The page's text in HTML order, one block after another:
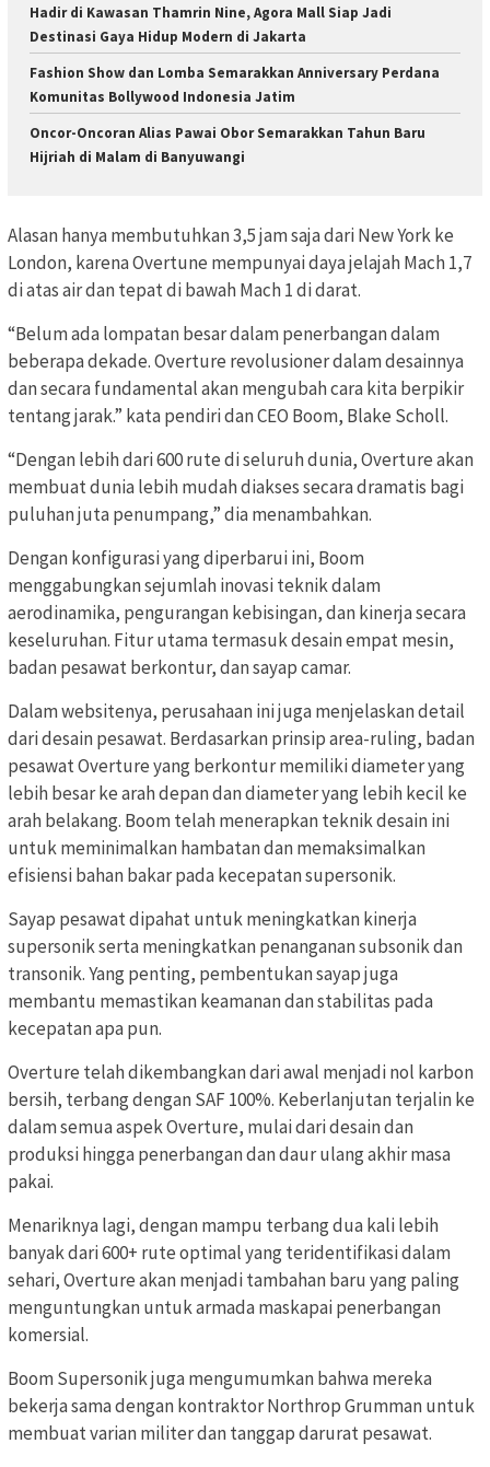
Hadir di Kawasan Thamrin Nine, Agora Mall Siap Jadi
Destinasi Gaya Hidup Modern di Jakarta
Fashion Show dan Lomba Semarakkan Anniversary Perdana
Komunitas Bollywood Indonesia Jatim
Oncor-Oncoran Alias Pawai Obor Semarakkan Tahun Baru
Hijriah di Malam di Banyuwangi
Alasan hanya membutuhkan 3,5 jam saja dari New York ke
London, karena Overtune mempunyai daya jelajah Mach 1,7
di atas air dan tepat di bawah Mach 1 di darat.
“Belum ada lompatan besar dalam penerbangan dalam
beberapa dekade. Overture revolusioner dalam desainnya
dan secara fundamental akan mengubah cara kita berpikir
tentang jarak.” kata pendiri dan CEO Boom, Blake Scholl.
“Dengan lebih dari 600 rute di seluruh dunia, Overture akan
membuat dunia lebih mudah diakses secara dramatis bagi
puluhan juta penumpang,” dia menambahkan.
Dengan konfigurasi yang diperbarui ini, Boom
menggabungkan sejumlah inovasi teknik dalam
aerodinamika, pengurangan kebisingan, dan kinerja secara
keseluruhan. Fitur utama termasuk desain empat mesin,
badan pesawat berkontur, dan sayap camar.
Dalam websitenya, perusahaan ini juga menjelaskan detail
dari desain pesawat. Berdasarkan prinsip area-ruling, badan
pesawat Overture yang berkontur memiliki diameter yang
lebih besar ke arah depan dan diameter yang lebih kecil ke
arah belakang. Boom telah menerapkan teknik desain ini
untuk meminimalkan hambatan dan memaksimalkan
efisiensi bahan bakar pada kecepatan supersonik.
Sayap pesawat dipahat untuk meningkatkan kinerja
supersonik serta meningkatkan penanganan subsonik dan
transonik. Yang penting, pembentukan sayap juga
membantu memastikan keamanan dan stabilitas pada
kecepatan apa pun.
Overture telah dikembangkan dari awal menjadi nol karbon
bersih, terbang dengan SAF 100%. Keberlanjutan terjalin ke
dalam semua aspek Overture, mulai dari desain dan
produksi hingga penerbangan dan daur ulang akhir masa
pakai.
Menariknya lagi, dengan mampu terbang dua kali lebih
banyak dari 600+ rute optimal yang teridentifikasi dalam
sehari, Overture akan menjadi tambahan baru yang paling
menguntungkan untuk armada maskapai penerbangan
komersial.
Boom Supersonik juga mengumumkan bahwa mereka
bekerja sama dengan kontraktor Northrop Grumman untuk
membuat varian militer dan tanggap darurat pesawat.